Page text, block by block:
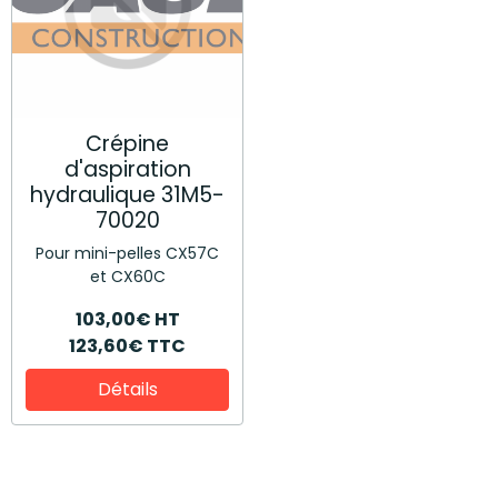
Crépine
d'aspiration
hydraulique 31M5-
70020
Pour mini-pelles CX57C
et CX60C
103,00€ HT
123,60€ TTC
Détails